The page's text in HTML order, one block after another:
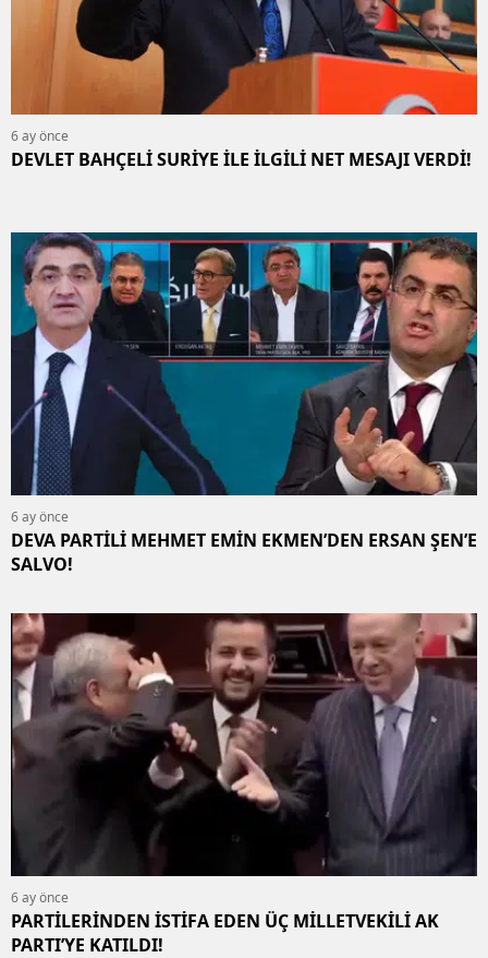
6 ay önce
DEVLET BAHÇELİ SURİYE İLE İLGİLİ NET MESAJI VERDİ!
6 ay önce
DEVA PARTİLİ MEHMET EMİN EKMEN’DEN ERSAN ŞEN’E
SALVO!
6 ay önce
PARTİLERİNDEN İSTİFA EDEN ÜÇ MİLLETVEKİLİ AK
PARTI’YE KATILDI!